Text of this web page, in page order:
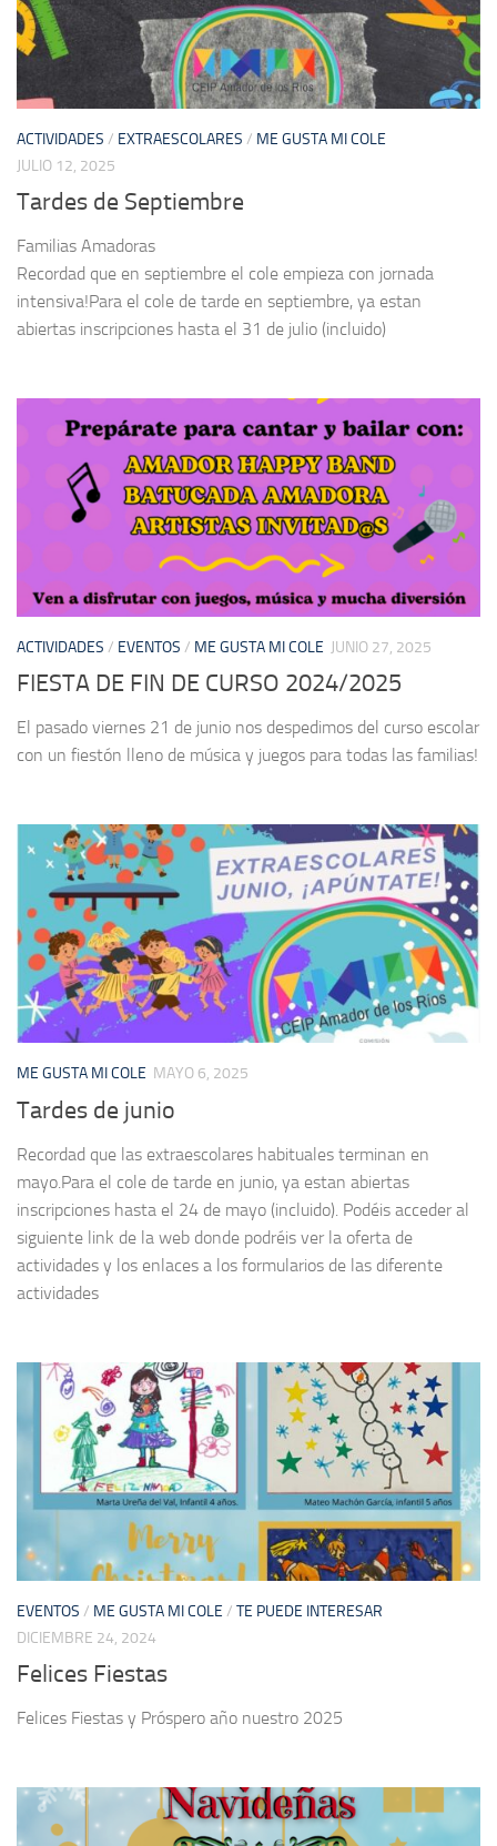
ACTIVIDADES / EXTRAESCOLARES / ME GUSTA MI COLE
JULIO 12, 2025
Tardes de Septiembre
Familias Amadoras
Recordad que en septiembre el cole empieza con jornada
intensiva!Para el cole de tarde en septiembre, ya estan
abiertas inscripciones hasta el 31 de julio (incluido)
ACTIVIDADES / EVENTOS / ME GUSTA MI COLE JUNIO 27, 2025
FIESTA DE FIN DE CURSO 2024/2025
El pasado viernes 21 de junio nos despedimos del curso escolar
con un fiestón lleno de música y juegos para todas las familias!
ME GUSTA MI COLE MAYO 6, 2025
Tardes de junio
Recordad que las extraescolares habituales terminan en
mayo.Para el cole de tarde en junio, ya estan abiertas
inscripciones hasta el 24 de mayo (incluido). Podéis acceder al
siguiente link de la web donde podréis ver la oferta de
actividades y los enlaces a los formularios de las diferente
actividades
EVENTOS / ME GUSTA MI COLE / TE PUEDE INTERESAR
DICIEMBRE 24, 2024
Felices Fiestas
Felices Fiestas y Próspero año nuestro 2025